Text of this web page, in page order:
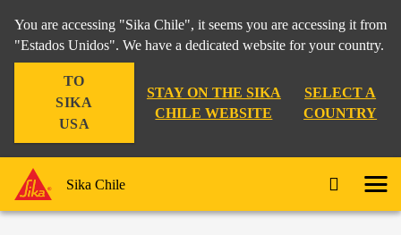
You are accessing "Sika Chile", it seems you are accessing it from
"Estados Unidos". We have a dedicated website for your country.
TO
SIKA
USA
STAY ON THE SIKA
CHILE WEBSITE
SELECT A
COUNTRY
Sika Chile